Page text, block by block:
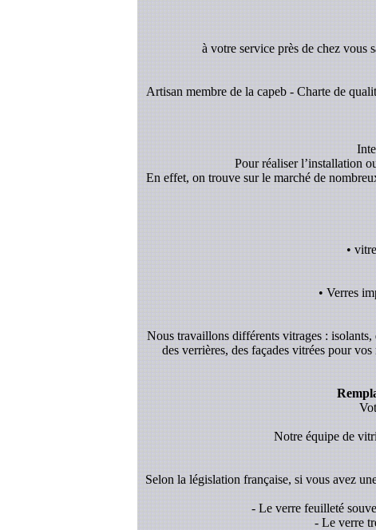
à votre service près de chez vous
Artisan membre de la capeb - Charte de
Pour réaliser l’installation
En effet, on trouve sur le marché de
•
• Verres
Nous travaillons différents vitrages : isolants,
des verrières, des façades vitrées pour
Notre équipe de
Selon la législation française, si vous avez
- Le verre feuilleté
- Le verre